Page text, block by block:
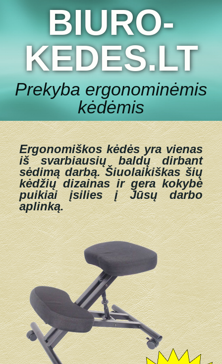
BIURO-
KEDES.LT
Prekyba ergonominėmis
kėdėmis
Ergonomiškos kėdės yra vienas
iš svarbiausių baldų dirbant
sėdimą darbą.Šiuolaikiškas šių
kėdžių dizainas ir gera kokybė
puikiai įsilies į Jūsų darbo
aplinką.